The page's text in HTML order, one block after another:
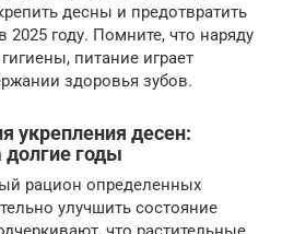
десны и предотвратить
2025 году. Помните, что наряду
питание играет
здоровья зубов.
укрепления десен:
годы
рацион определенных
улучшить состояние